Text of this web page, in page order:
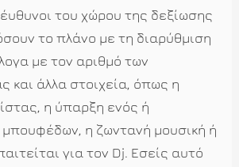
του χώρου της δεξίωσης
το πλάνο με τη διαρύθμιση
με τον αριθμό των
και άλλα στοιχεία, όπως η
η ύπαρξη ενός ή
η ζωντανή μουσική ή
για τον Dj. Εσείς αυτό